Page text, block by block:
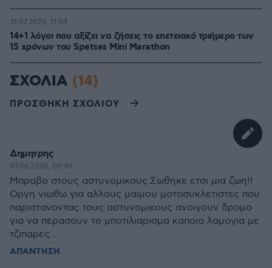
14+1 λόγοι που αξίζει να ζήσεις το επετειακό τριήμερο των
15 χρόνων του Spetses Mini Marathon
31.07.2026, 11:04
ΣΧΟΛΙΑ (14)
ΠΡΟΣΘΗΚΗ ΣΧΟΛΙΟΥ
Δημητρης
07.06.2026, 08:49
Μπραβο στους αστυνομικους.Σωθηκε ετσι μια ζωη!!
Οργη νιωθω για αλλους μαιμου μοτοσυκλετιστες που
παριστανοντας τους αστυνομικους ανοιγουν δρομο
για να περασουν το μποτιλιαρισμα καποια λαμογια με
τζιπαρες...
ΑΠΑΝΤΗΣΗ